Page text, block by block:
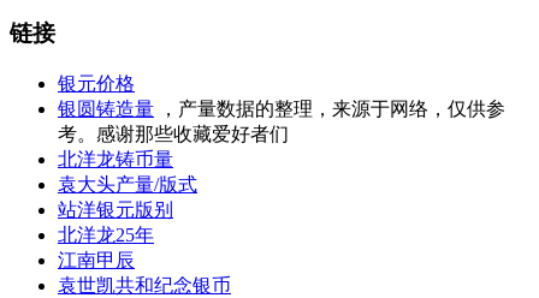
链接
银元价格
银圆铸造量 ，产量数据的整理，来源于网络，仅供参
考。感谢那些收藏爱好者们
北洋龙铸币量
袁大头产量/版式
站洋银元版别
北洋龙25年
江南甲辰
袁世凯共和纪念银币